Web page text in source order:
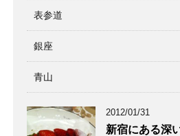
表参道
銀座
青山
2012/01/31
新宿にある深